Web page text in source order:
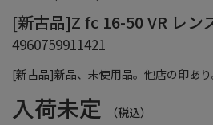
[新古品]新品、未使用品。他店の印あり
[新古品]Z fc 16-50 VR レン
4960759911421
入荷未定 （税込）